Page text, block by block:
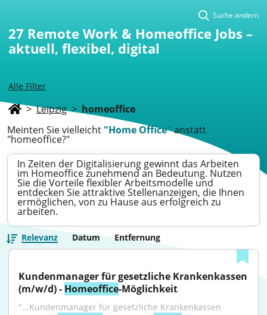
Alle Filter
Suche ändern
27 Remote Work & Homeoffice Jobs –
aktuell, flexibel, digital
> Leipzig > homeoffice
Meinten Sie vielleicht "Home Office"anstatt
"homeoffice?"
In Zeiten der Digitalisierung gewinnt das Arbeiten
im Homeoffice zunehmend an Bedeutung. Nutzen
Sie die Vorteile flexibler Arbeitsmodelle und
entdecken Sie attraktive Stellenanzeigen, die Ihnen
ermöglichen, von zu Hause aus erfolgreich zu
arbeiten.
Relevanz Datum Entfernung
Kundenmanager für gesetzliche Krankenkassen
(m/w/d) - Homeoffice-Möglichkeit
"...Kundenmanager für gesetzliche Krankenkassen